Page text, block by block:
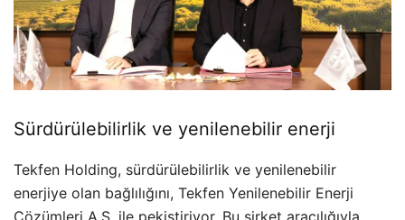
Sürdürülebilirlik ve yenilenebilir enerji
Tekfen Holding, sürdürülebilirlik ve yenilenebilir
enerjiye olan bağlılığını, Tekfen Yenilenebilir Enerji